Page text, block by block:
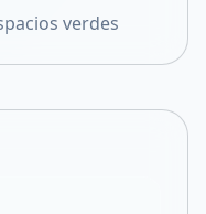
verdes